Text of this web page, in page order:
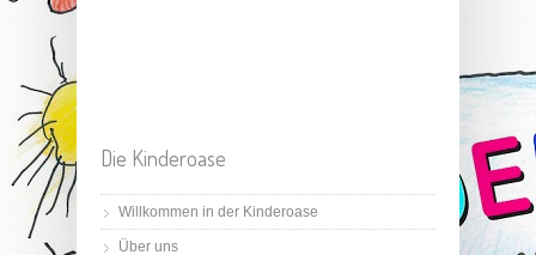
Die Kinderoase
Willkommen in der Kinderoase
Über uns